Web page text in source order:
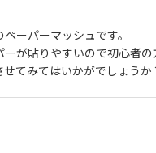
ーパーマッシュです。
が貼りやすいので初心者
てみてはいかがでしょうか